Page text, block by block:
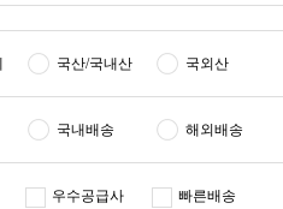
국산/국내산 국외산
국내배송 해외배송
우수공급사 빠른배송